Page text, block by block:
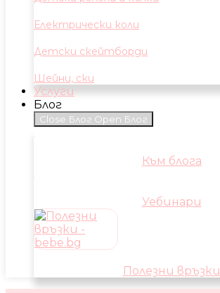
Електрически коли
Детски скейтборди
Шейни, ски
Услуги
Блог
Close Блог Open Блог
Към блога
Уебинари
Полезни връзки